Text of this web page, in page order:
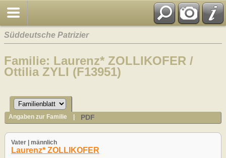
Süddeutsche Patrizier
Familie: Laurenz* ZOLLIKOFER /
Ottilia ZYLI (F13951)
Angaben zur Familie PDF
Vater | männlich
Laurenz* ZOLLIKOFER